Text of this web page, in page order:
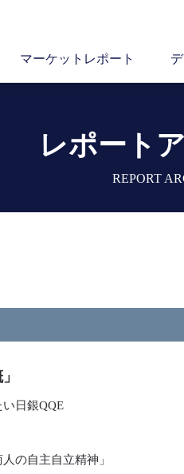
マーケットレポート
レポート
REPORT
日銀QQE
の自主自立精神」